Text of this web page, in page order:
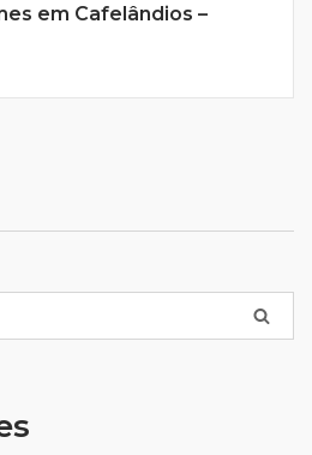
em Cafelândios –